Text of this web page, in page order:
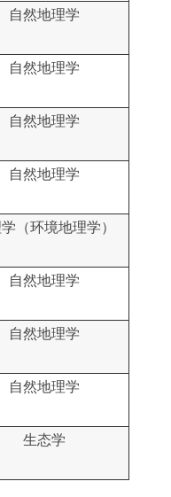
自然地理学
自然地理学
自然地理学
自然地理学
（环境地理学）
自然地理学
自然地理学
自然地理学
生态学